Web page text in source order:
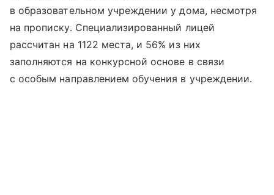
в образовательном учреждении у дома, несмотря
на прописку. Специализированный лицей
рассчитан на 1122 места, и 56% из них
заполняются на конкурсной основе в связи
с особым направлением обучения в учреждении.